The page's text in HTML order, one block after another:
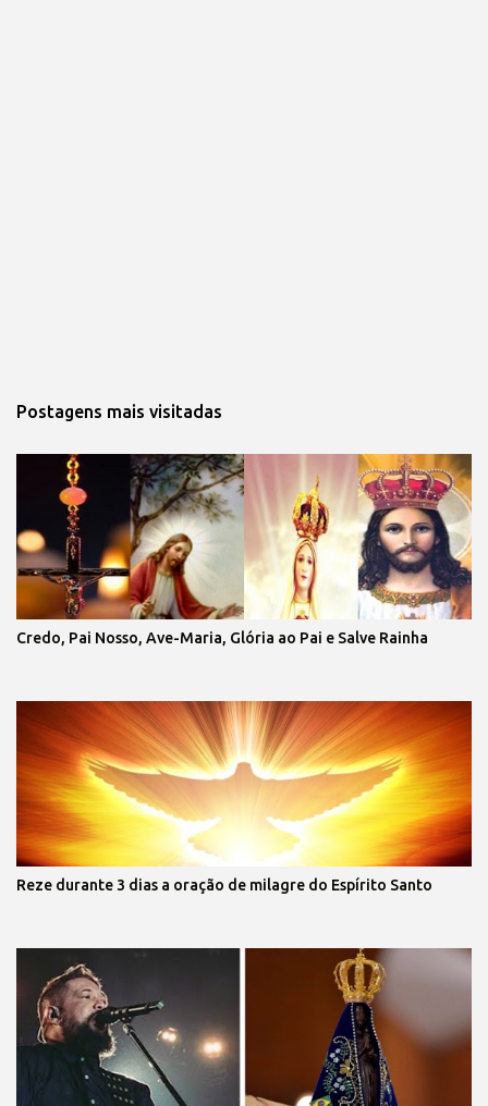
Postagens mais visitadas
Credo, Pai Nosso, Ave-Maria, Glória ao Pai e Salve Rainha
Reze durante 3 dias a oração de milagre do Espírito Santo